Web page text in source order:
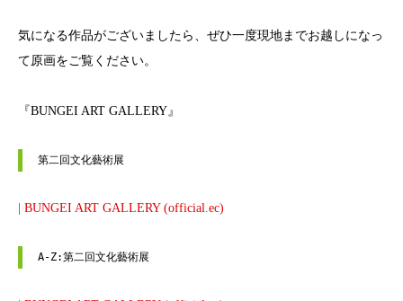
気になる作品がございましたら、ぜひ一度現地までお越しになっ
て原画をご覧ください。
『BUNGEI ART GALLERY』
第二回文化藝術展
| BUNGEI ART GALLERY (official.ec)
A-Z:第二回文化藝術展